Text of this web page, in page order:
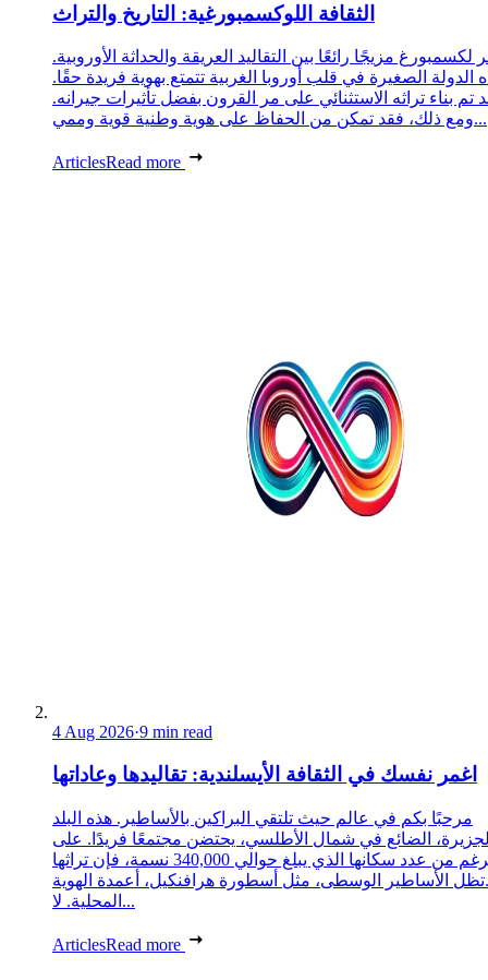
الثقافة اللوكسمبورغية: التاريخ والتراث
لكسمبورغ مزيجًا رائعًا بين التقاليد العريقة والحداثة الأوروبية.
الدولة الصغيرة في قلب أوروبا الغربية تتمتع بهوية فريدة حقًا.
تم بناء تراثه الاستثنائي على مر القرون بفضل تأثيرات جيرانه.
ومع ذلك، فقد تمكن من الحفاظ على هوية وطنية قوية وممي...
ArticlesRead more
4 Aug 2026·9 min read
اغمر نفسك في الثقافة الأيسلندية: تقاليدها وعاداتها
مرحبًا بكم في عالم حيث تلتقي البراكين بالأساطير. هذه البلد
الضائع في شمال الأطلسي، يحتضن مجتمعًا فريدًا. على
الرغم من عدد سكانها الذي يبلغ حوالي 340,000 نسمة، فإن تراثها
الأساطير الوسطى، مثل أسطورة هرافنكيل، أعمدة الهوية
المحلية. لا...
ArticlesRead more